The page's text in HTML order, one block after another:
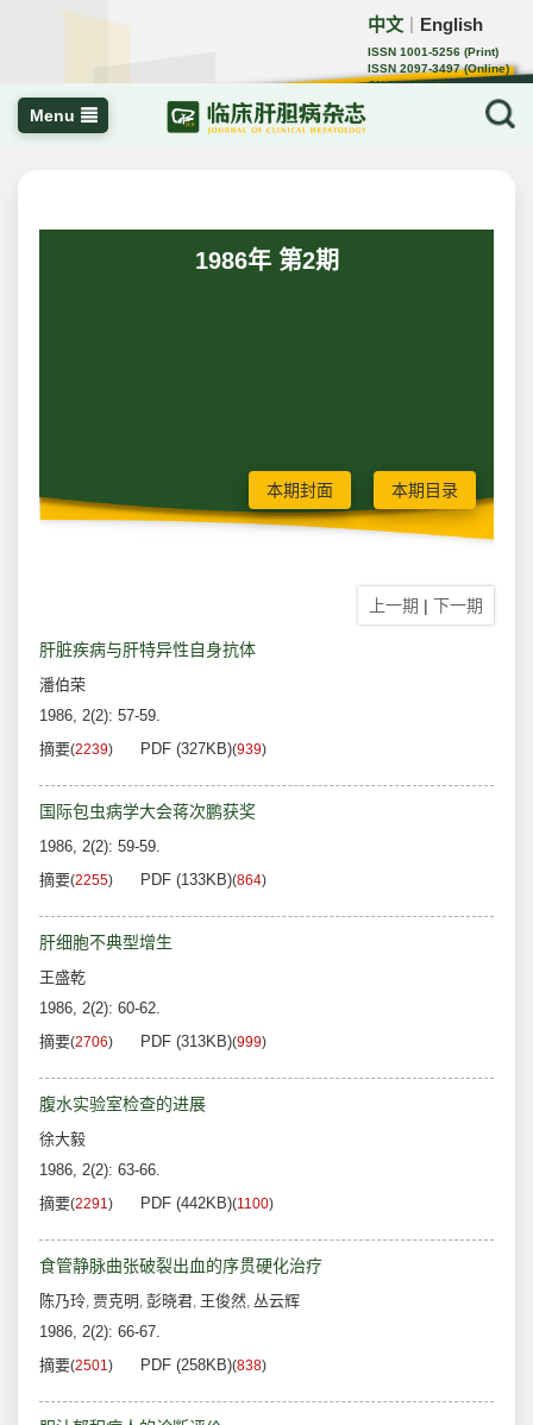
中文 English
ISSN 1001-5256 (Print)
ISSN 2097-3497 (Online)
CN 22-1108/R
Menu
1986年 第2期
本期封面 本期目录
上一期 | 下一期
肝脏疾病与肝特异性自身抗体
潘伯荣
1986, 2(2): 57-59.
摘要(2239) PDF (327KB)(939)
国际包虫病学大会蒋次鹏获奖
1986, 2(2): 59-59.
摘要(2255) PDF (133KB)(864)
肝细胞不典型增生
王盛乾
1986, 2(2): 60-62.
摘要(2706) PDF (313KB)(999)
腹水实验室检查的进展
徐大毅
1986, 2(2): 63-66.
摘要(2291) PDF (442KB)(1100)
食管静脉曲张破裂出血的序贯硬化治疗
陈乃玲, 贾克明 , 彭晓君, 王俊然, 丛云辉
1986, 2(2): 66-67.
摘要(2501) PDF (258KB)(838)